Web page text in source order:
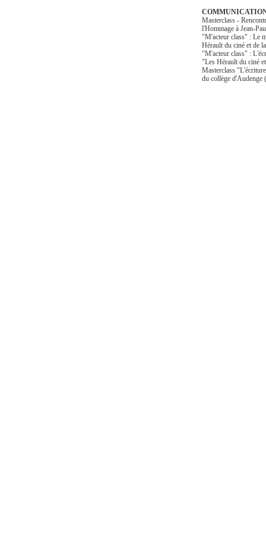
Masterclass -
l'Hommage à Jean-
"M'acteur class" : Le
Hérault du ciné et de
"M'acteur class" :
"Les Hérault du ciné
Masterclass
du collège d'Audenge